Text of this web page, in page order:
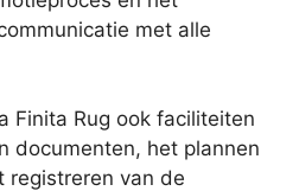
met alle
Finita Rug ook faciliteiten
documenten, het plannen
registreren van de